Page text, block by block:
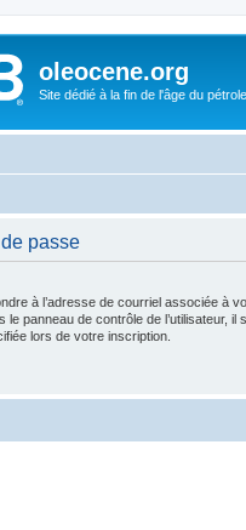
oleocene.org
Site dédié à la fin de l'âge du pétrole
passe
à l’adresse de courriel associée à
le panneau de contrôle de l’utilisateur, il
lors de votre inscription.